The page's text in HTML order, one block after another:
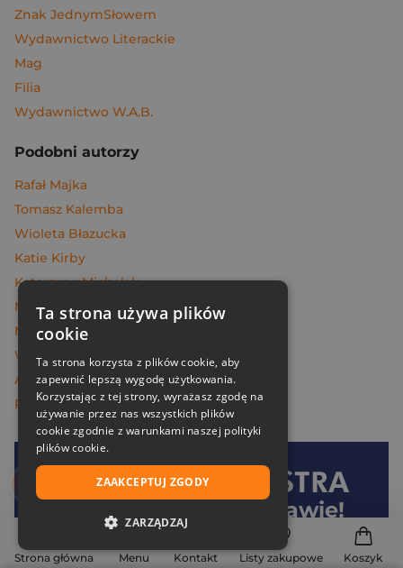
Strona główna Menu Kontakt Listy zakupowe Koszyk
Znak JednymSłowem
Wydawnictwo Literackie
Mag
Filia
Wydawnictwo W.A.B.
Podobni autorzy
Rafał Majka
Tomasz Kalemba
Wioleta Błazucka
Katie Kirby
Katarzyna Michalak
Marek Maruszczak
Melissa Da Costa
Węcowski Marek
Andrzej Maleszka
Piotr Oczko
Dołącz doZnak
i oszczędzaj na dostawie!
Ta strona używa plików
cookie
Ta strona korzysta z plików cookie, aby
zapewnić lepszą wygodę użytkowania.
Korzystając z tej strony, wyrażasz zgodę na
używanie przez nas wszystkich plików
cookie zgodnie z warunkami naszej polityki
plików cookie.
ZAAKCEPTUJ ZGODY
ZARZĄDZAJ
NIEZBĘDNE